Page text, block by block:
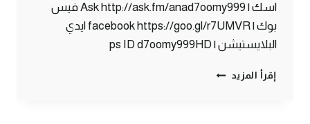
اسك | Ask http://ask.fm/anad7oomy999 فيس
بوك | facebook https://goo.gl/r7UMVR ايدي
البلايستيشن | ps ID d7oomy999HD
إقرأ المزيد ماين